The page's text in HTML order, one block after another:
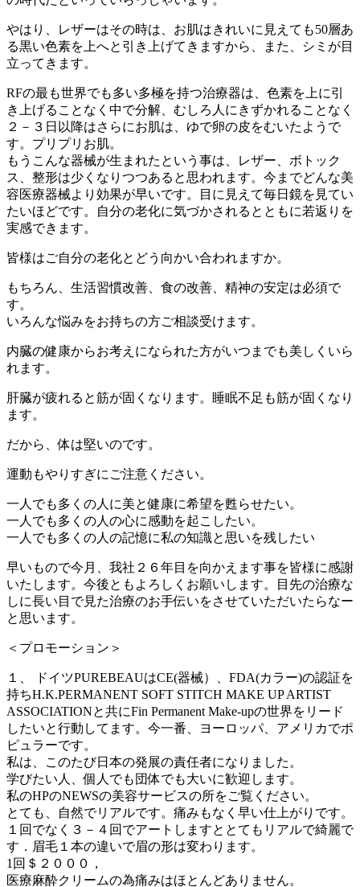
やはり、レザーはその時は、お肌はきれいに見えても50層あ
る黒い色素を上へと引き上げてきますから、また、シミが目
立ってきます。
RFの最も世界でも多い多極を持つ治療器は、色素を上に引
き上げることなく中で分解、むしろ人にきずかれることなく
２－３日以降はさらにお肌は、ゆで卵の皮をむいたようで
す。プリプリお肌。
もうこんな器械が生まれたという事は、レザー、ボトック
ス、整形は少くなりつつあると思われます。今までどんな美
容医療器械より効果が早いです。目に見えて毎日鏡を見てい
たいほどです。自分の老化に気づかされるとともに若返りを
実感できます。
皆様はご自分の老化とどう向かい合われますか。
もちろん、生活習慣改善、食の改善、精神の安定は必須で
す。
いろんな悩みをお持ちの方ご相談受けます。
内臓の健康からお考えになられた方がいつまでも美しくいら
れます。
肝臓が疲れると筋が固くなります。睡眠不足も筋が固くなり
ます。
だから、体は堅いのです。
運動もやりすぎにご注意ください。
一人でも多くの人に美と健康に希望を甦らせたい。
一人でも多くの人の心に感動を起こしたい。
一人でも多くの人の記憶に私の知識と思いを残したい
早いもので今月、我社２６年目を向かえます事を皆様に感謝
いたします。今後ともよろしくお願いします。目先の治療な
しに長い目で見た治療のお手伝いをさせていただいたらなー
と思います。
＜プロモーション＞
１、 ドイツPUREBEAUはCE(器械）、FDA(カラー)の認証を
持ちH.K.PERMANENT SOFT STITCH MAKE UP ARTIST
ASSOCIATIONと共にFin Permanent Make-upの世界をリード
したいと行動してます。今一番、ヨーロッパ、アメリカでポ
ピュラーです。
私は、このたび日本の発展の責任者になりました。
学びたい人、個人でも団体でも大いに歓迎します。
私のHPのNEWSの美容サービスの所をご覧ください。
とても、自然でリアルです。痛みもなく早い仕上がりです。
１回でなく３－４回でアートしますととてもリアルで綺麗で
す．眉毛１本の違いで眉の形は変わります。
1回＄２０００，
医療麻酔クリームの為痛みはほとんどありません。